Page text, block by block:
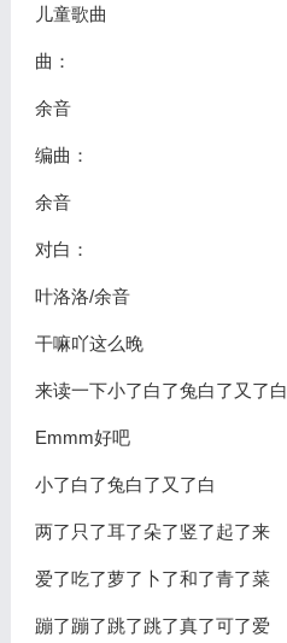
儿童歌曲
曲：
余音
编曲：
余音
对白：
叶洛洛/余音
干嘛吖这么晚
来读一下小了白了兔白了又了白
Emmm好吧
小了白了兔白了又了白
两了只了耳了朵了竖了起了来
爱了吃了萝了卜了和了青了菜
蹦了蹦了跳了跳了真了可了爱